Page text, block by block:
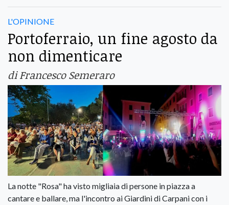
L'OPINIONE
Portoferraio, un fine agosto da
non dimenticare
di Francesco Semeraro
La notte "Rosa" ha visto migliaia di persone in piazza a
cantare e ballare, ma l'incontro ai Giardini di Carpani con i